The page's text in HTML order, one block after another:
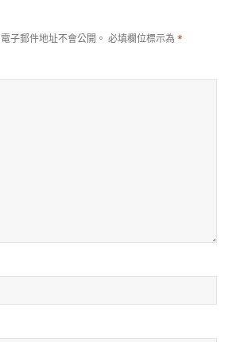
子郵件地址不會公開。 必填欄位標示為*